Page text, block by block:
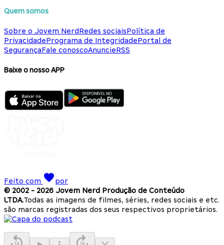
Quem somos
Sobre o Jovem NerdRedes sociaisPolítica de
PrivacidadePrograma de IntegridadePortal de
SegurançaFale conoscoAnuncieRSS
Baixe o nosso APP
Feito com
por
© 2002 - 2026 Jovem Nerd Produção de Conteúdo
LTDA.Todas as imagens de filmes, séries, redes sociais e etc.
são marcas registradas dos seus respectivos proprietários.